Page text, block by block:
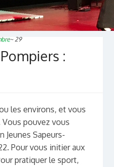
~ 29
:
les environs, et vous
pouvez vous
Jeunes Sapeurs-
Pour vous initier aux
pratiquer le sport,